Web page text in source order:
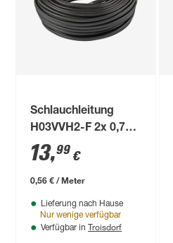
Schlauchleitung
H03VVH2-F 2x 0,75
mm²
13,99 €
0,56 € / Meter
Lieferung nach Hause
Nur wenige verfügbar
Verfügbar in Troisdorf